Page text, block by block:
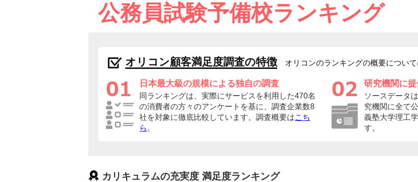
公務員試験予備校ランキング
オリコン顧客満足度調査の特徴 オリコンのランキングの概要について
日本最大級の規模による独自の調査
同ランキングは、実際にサービスを利用した470名
の消費者の方々のアンケートを基に、調査企業数8
社を対象に徹底比較しています。調査概要はこち
ら 。
研究機関に
ソースデータは
究機関に全て
義塾大学理工
す。
カリキュラムの充実度 満足度ランキング